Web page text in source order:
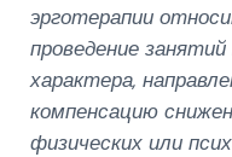
эрготерапии
проведение
характера,
компенсацию
физических или